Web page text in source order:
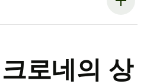
로네의 상